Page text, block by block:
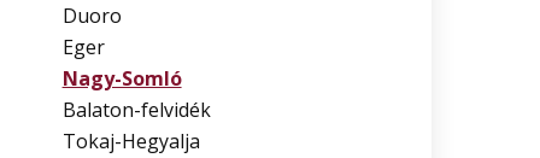
Duoro
Eger
Nagy-Somló
Balaton-felvidék
Tokaj-Hegyalja